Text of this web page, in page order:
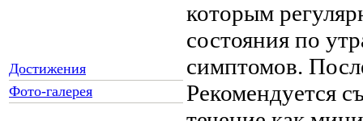
Достижения
Фото-галерея
которым
состояния по
симптомов.
Рекомендуется